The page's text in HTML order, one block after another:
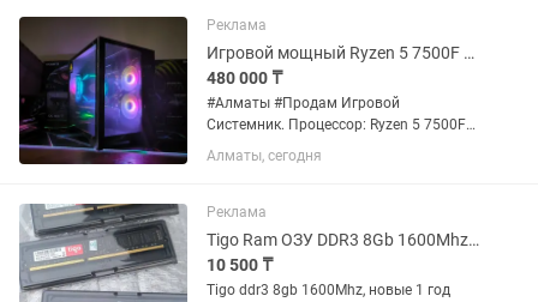
Реклама
Игровой мощный Ryzen 5 7500F RTX5060 8Gb, SSD 2.5 1Tb 16gb DDR5.
480 000 ₸
#Алматы #Продам Игровой
Системник. Процессор: Ryzen 5 7500F
до 5.00GHz 6C/12Th Материнская
Плата: MSI A620, AM5 Оперативная
Алматы, сегодня
Реклама
Tigo Ram ОЗУ DDR3 8Gb 1600Mhz, dimm, для ПК PC.
10 500 ₸
Tigo ddr3 8gb 1600Mhz, новые 1 год